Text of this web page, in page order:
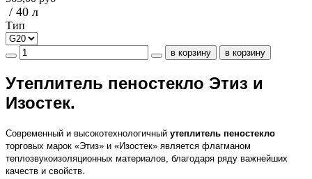
/ 40 л
Тип
Утеплитель пеностекло Этиз и
Изостек.
Современный и высокотехнологичный утеплитель пеностекло
торговых марок «Этиз» и «Изостек» является флагманом
теплозвукоизоляционных материалов, благодаря ряду важнейших
качеств и свойств.